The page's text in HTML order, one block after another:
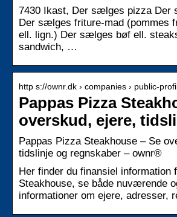
7430 Ikast, Der sælges pizza Der
Der sælges friture-mad (pommes
ell. lign.) Der sælges bøf ell.
sandwich, …
http s://ownr.dk › companies › public-
Pappas Pizza
overskud, ejere,
Pappas Pizza Steakhouse – Se
tidslinje og regnskaber – ownr®
Her finder du finansiel information
Steakhouse, se både nuværende
informationer om ejere, adresser,